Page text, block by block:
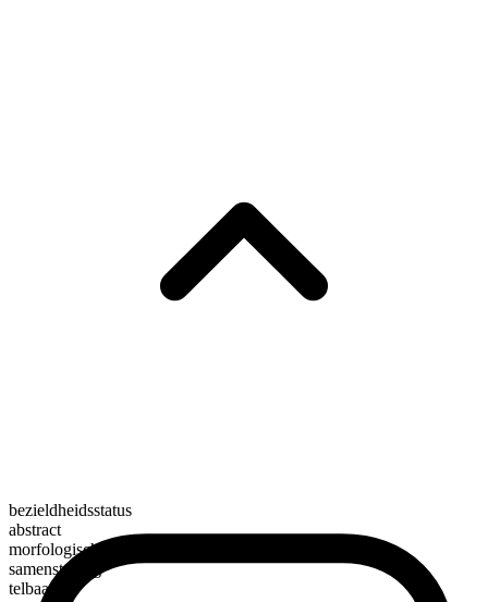
bezieldheidsstatus
abstract
morfologische samenstelling
samenstelling
telbaar